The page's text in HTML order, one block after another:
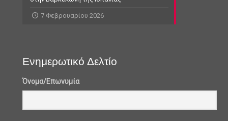
7 Φεβρουαρίου 2026
Ενημερωτικό Δελτίο
Όνομα/Επωνυμία